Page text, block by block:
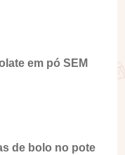
em pó SEM
de bolo no pote